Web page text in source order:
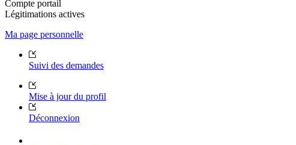
Compte portail
Légitimations actives
Ma page personnelle
Suivi des demandes
Mise à jour du profil
Déconnexion